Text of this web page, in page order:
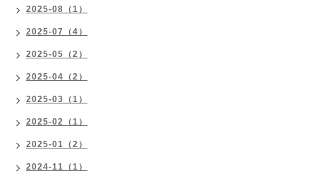
2025-08（1）
2025-07（4）
2025-05（2）
2025-04（2）
2025-03（1）
2025-02（1）
2025-01（2）
2024-11（1）